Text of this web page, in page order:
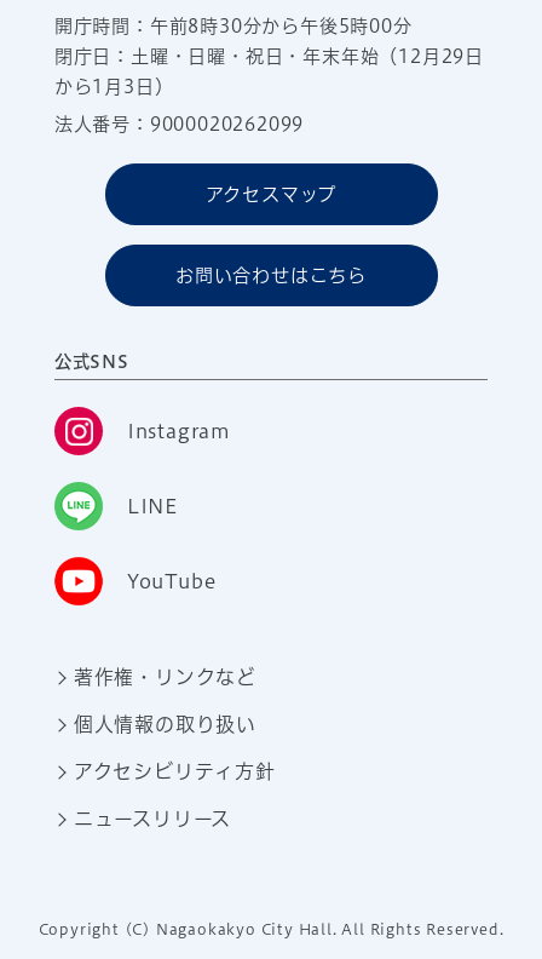
開庁時間：午前8時30分から午後5時00分
閉庁日：土曜・日曜・祝日・年末年始（12月29日
から1月3日）
法人番号：9000020262099
アクセスマップ
お問い合わせはこちら
公式SNS
Instagram
LINE
YouTube
著作権・リンクなど
個人情報の取り扱い
アクセシビリティ方針
ニュースリリース
Copyright (C) Nagaokakyo City Hall. All Rights Reserved.